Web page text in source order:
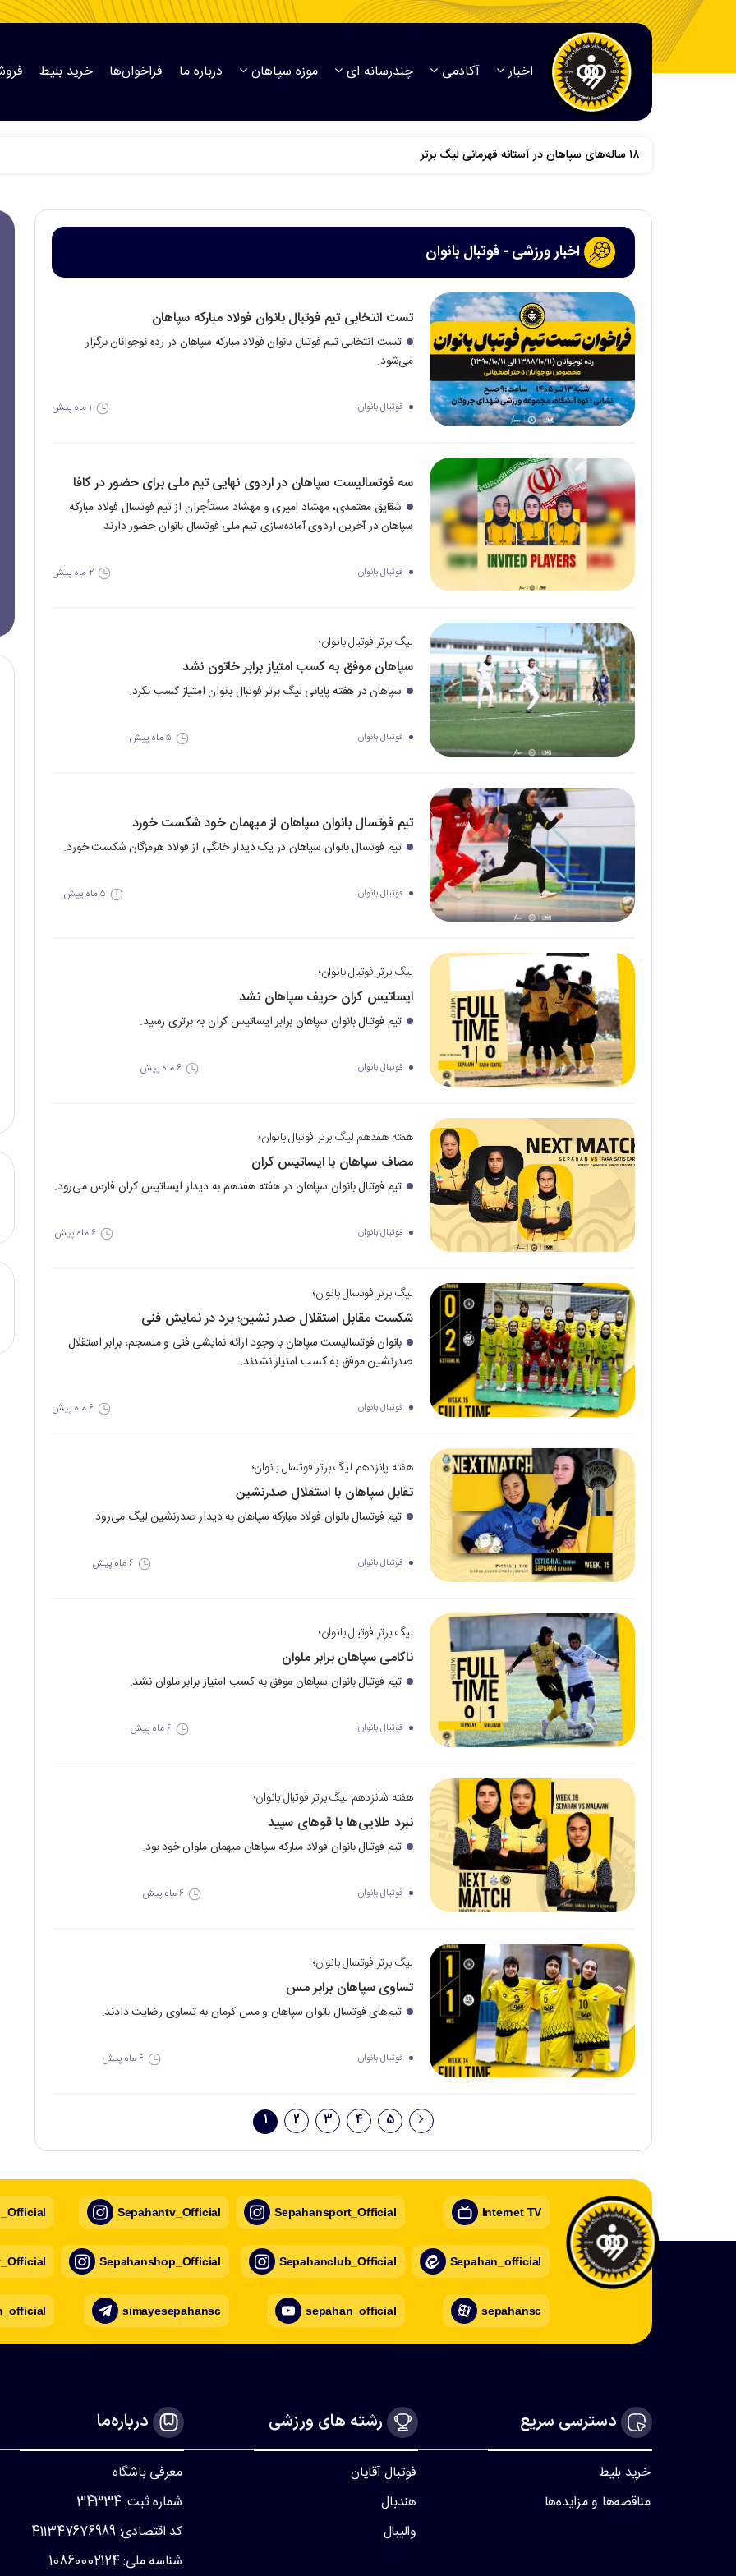
اخبار آکادمی چندرسانه ای موزه سپاهان درباره ما فراخوان‌ها خرید بلیط
اخبار ورزشی - فوتبال بانوان
تست انتخابی تیم فوتبال بانوان فولاد مبارکه سپاهان
تست انتخابی تیم فوتبال بانوان فولاد مبارکه سپاهان در رده نوجوانان برگزار
می‌شود.
فوتبال بانوان ۱ ماه پیش
سه فوتسالیست سپاهان در اردوی نهایی تیم ملی برای حضور در کافا
شقایق معتمدی، مهشاد امیری و مهشاد مستأجران از تیم فوتسال فولاد مبارکه
سپاهان در آخرین اردوی آماده‌سازی تیم ملی فوتسال بانوان حضور دارند
فوتبال بانوان ۲ ماه پیش
لیگ برتر فوتبال بانوان؛
سپاهان موفق به کسب امتیاز برابر خاتون نشد
سپاهان در هفته پایانی لیگ برتر فوتبال بانوان امتیاز کسب نکرد.
فوتبال بانوان ۵ ماه پیش
تیم فوتسال بانوان سپاهان از میهمان خود شکست خورد
تیم فوتسال بانوان سپاهان در یک دیدار خانگی از فولاد هرمزگان شکست خورد.
فوتبال بانوان ۵ ماه پیش
لیگ برتر فوتبال بانوان؛
ایساتیس کران حریف سپاهان نشد
تیم فوتبال بانوان سپاهان برابر ایساتیس کران به برتری رسید.
فوتبال بانوان ۶ ماه پیش
هفته هفدهم لیگ برتر فوتبال بانوان؛
مصاف سپاهان با ایساتیس کران
تیم فوتبال بانوان سپاهان در هفته هفدهم به دیدار ایساتیس کران فارس می‌رود.
فوتبال بانوان ۶ ماه پیش
لیگ برتر فوتسال بانوان؛
شکست مقابل استقلال صدر نشین؛ برد در نمایش فنی
بانوان فوتسالیست سپاهان با وجود ارائه نمایشی فنی و منسجم، برابر استقلال
صدرنشین موفق به کسب امتیاز نشدند.
فوتبال بانوان ۶ ماه پیش
هفته پانزدهم لیگ برتر فوتسال بانوان؛
تقابل سپاهان با استقلال صدرنشین
تیم فوتسال بانوان فولاد مبارکه سپاهان به دیدار صدرنشین لیگ می‌رود.
فوتبال بانوان ۶ ماه پیش
لیگ برتر فوتبال بانوان؛
ناکامی سپاهان برابر ملوان
تیم فوتبال بانوان سپاهان موفق به کسب امتیاز برابر ملوان نشد.
فوتبال بانوان ۶ ماه پیش
هفته شانزدهم لیگ برتر فوتبال بانوان؛
نبرد طلایی‌ها با قوهای سپید
تیم فوتبال بانوان فولاد مبارکه سپاهان میهمان ملوان خود بود.
فوتبال بانوان ۶ ماه پیش
لیگ برتر فوتسال بانوان؛
تساوی سپاهان برابر مس
تیم‌های فوتسال بانوان سپاهان و مس کرمان به تساوی رضایت دادند.
فوتبال بانوان ۶ ماه پیش
1 2 3 4 5
Sepahantv_Official
Sepahanshop_Official
simayesepahansc
Sepahansport_Official
Sepahanclub_Official
sepahan_official
Internet TV
Sepahan_official
sepahansc
دسترسی سریع
خرید بلیط
مناقصه‌ها و مزایده‌ها
رشته های ورزشی
فوتبال آقایان
هندبال
والیبال
درباره‌ما
معرفی باشگاه
شماره ثبت: 34334
کد اقتصادی: 411347676989
شناسه ملی: 10860002124